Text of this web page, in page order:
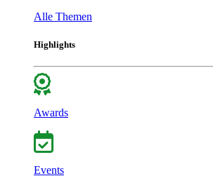
Alle Themen
Highlights
Awards
Events